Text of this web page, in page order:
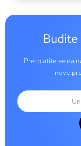
Budite
Pretplatite se na
nove